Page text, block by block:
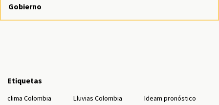
Gobierno
Etiquetas
clima Colombia Lluvias Colombia
Ideam pronóstico